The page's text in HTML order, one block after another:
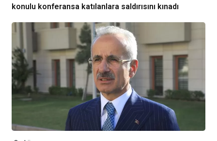
konulu konferansa katılanlara saldırısını kınadı